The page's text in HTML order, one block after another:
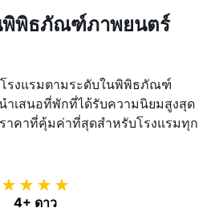
พิพิธภัณฑ์ภาพยนตร์
รงแรมตามระดับในพิพิธภัณฑ์
ำเสนอที่พักที่ได้รับความนิยมสูงสุด
าคาที่คุ้มค่าที่สุดสำหรับโรงแรมทุก
4 ดาว
4+ ดาว